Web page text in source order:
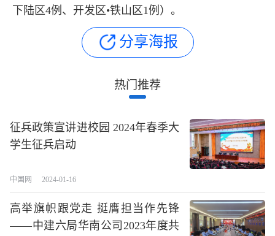
下陆区4例、开发区•铁山区1例）。
分享海报
热门推荐
征兵政策宣讲进校园 2024年春季大
学生征兵启动
中国网 2024-01-16
高举旗帜跟党走 挺膺担当作先锋
——中建六局华南公司2023年度共
11月26日0-24时，全市新增确
市2例、下陆区1例），其中隔离